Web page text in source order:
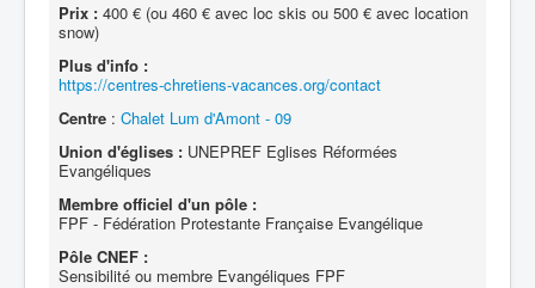
Prix : 400 € (ou 460 € avec loc skis ou 500 € avec location
snow)
Plus d'info :
https://centres-chretiens-vacances.org/contact
Centre : Chalet Lum d'Amont - 09
Union d'églises : UNEPREF Eglises Réformées
Evangéliques
Membre officiel d'un pôle :
FPF - Fédération Protestante Française Evangélique
Pôle CNEF :
Sensibilité ou membre Evangéliques FPF